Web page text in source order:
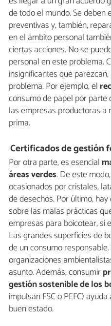
de todo el mundo. Se deben
preventivas y, también,
en el ámbito personal
ciertas acciones. No se
personal en este problema.
insignificantes que
problema. Por ejemplo, el
consumo de papel por parte
las empresas productoras
prima.
Certificados de gestión
Por otra parte, es esencial
áreas verdes. De este
ocasionados por cristales,
de desechos. Por último,
sobre las malas prácticas
empresas para boicotear, si
Las grandes superficies de
de un consumo
organizaciones
asunto. Además, consumir
gestión sostenible de los
impulsan FSC o PEFC)
buen estado.